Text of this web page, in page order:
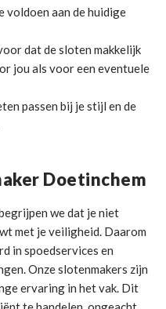
voldoen aan de huidige
dat de sloten makkelijk
jou als voor een eventuele
passen bij je stijl en de
Doetinchem
we dat je niet
met je veiligheid. Daarom
in spoedservices en
Onze slotenmakers zijn
ervaring in het vak. Dit